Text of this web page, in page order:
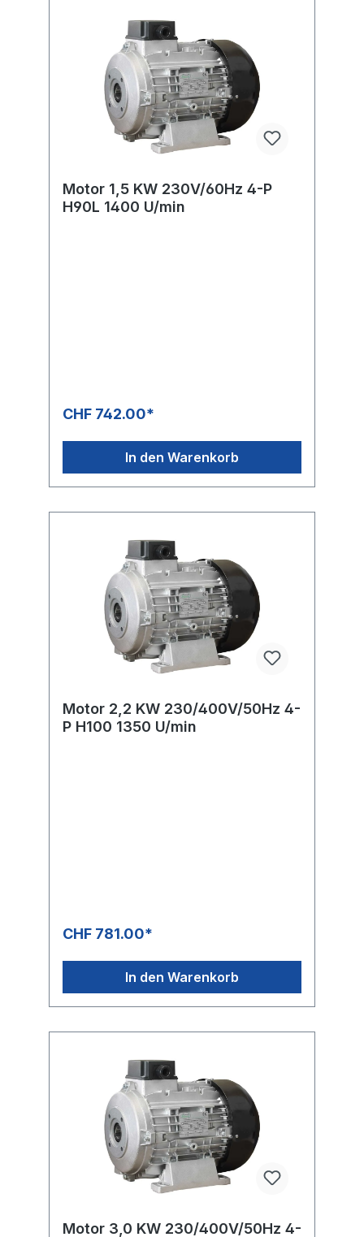
Motor 1,5 KW 230V/60Hz 4-P
H90L 1400 U/min
CHF 742.00*
In den Warenkorb
Motor 2,2 KW 230/400V/50Hz 4-
P H100 1350 U/min
CHF 781.00*
In den Warenkorb
Motor 3,0 KW 230/400V/50Hz 4-